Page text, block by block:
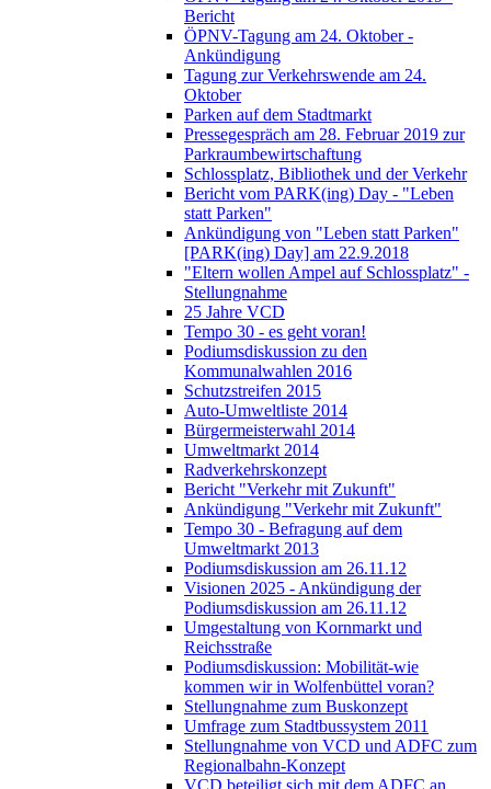
Bericht
ÖPNV-Tagung am 24. Oktober -
Ankündigung
Tagung zur Verkehrswende am 24.
Oktober
Parken auf dem Stadtmarkt
Pressegespräch am 28. Februar 2019 zur
Parkraumbewirtschaftung
Schlossplatz, Bibliothek und der Verkehr
Bericht vom PARK(ing) Day - "Leben
statt Parken"
Ankündigung von "Leben statt Parken"
[PARK(ing) Day] am 22.9.2018
"Eltern wollen Ampel auf Schlossplatz" -
Stellungnahme
25 Jahre VCD
Tempo 30 - es geht voran!
Podiumsdiskussion zu den
Kommunalwahlen 2016
Schutzstreifen 2015
Auto-Umweltliste 2014
Bürgermeisterwahl 2014
Umweltmarkt 2014
Radverkehrskonzept
Bericht "Verkehr mit Zukunft"
Ankündigung "Verkehr mit Zukunft"
Tempo 30 - Befragung auf dem
Umweltmarkt 2013
Podiumsdiskussion am 26.11.12
Visionen 2025 - Ankündigung der
Podiumsdiskussion am 26.11.12
Umgestaltung von Kornmarkt und
Reichsstraße
Podiumsdiskussion: Mobilität-wie
kommen wir in Wolfenbüttel voran?
Stellungnahme zum Buskonzept
Umfrage zum Stadtbussystem 2011
Stellungnahme von VCD und ADFC zum
Regionalbahn-Konzept
VCD beteiligt sich mit dem ADFC an